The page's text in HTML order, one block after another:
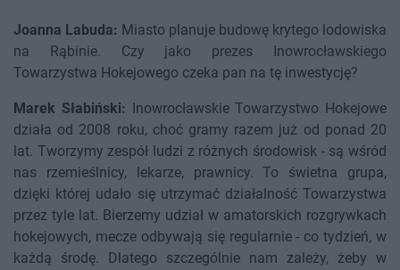
Joanna Labuda: Miasto planuje budowę krytego lodowiska
na Rąbinie. Czy jako prezes Inowrocławskiego
Towarzystwa Hokejowego czeka pan na tę inwestycję?
Marek Słabiński: Inowrocławskie Towarzystwo Hokejowe
działa od 2008 roku, choć gramy razem już od ponad 20
lat. Tworzymy zespół ludzi z różnych środowisk - są wśród
nas rzemieślnicy, lekarze, prawnicy. To świetna grupa,
dzięki której udało się utrzymać działalność Towarzystwa
przez tyle lat. Bierzemy udział w amatorskich rozgrywkach
hokejowych, mecze odbywają się regularnie - co tydzień, w
każdą środę. Dlatego szczególnie nam zależy, żeby w